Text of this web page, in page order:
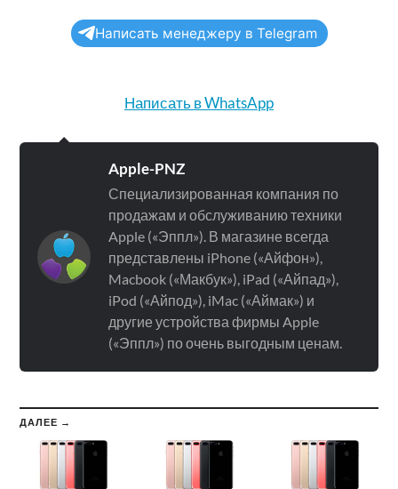
Написать менеджеру в Telegram
Написать в WhatsApp
Apple-PNZ
Специализированная компания по
продажам и обслуживанию техники
Apple («Эппл»). В магазине всегда
представлены iPhone («Айфон»),
Macbook («Макбук»), iPad («Айпад»),
iPod («Айпод»), iMac («Аймак») и
другие устройства фирмы Apple
(«Эппл») по очень выгодным ценам.
ДАЛЕЕ →